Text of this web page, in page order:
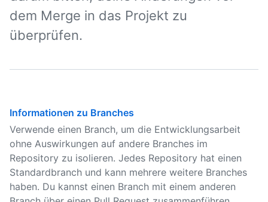
dem Merge in das Projekt zu
überprüfen.
Informationen zu Branches
Verwende einen Branch, um die Entwicklungsarbeit
ohne Auswirkungen auf andere Branches im
Repository zu isolieren. Jedes Repository hat einen
Standardbranch und kann mehrere weitere Branches
haben. Du kannst einen Branch mit einem anderen